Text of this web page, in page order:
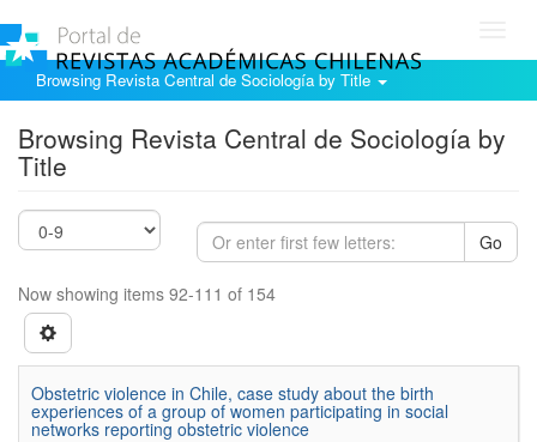
Browsing Revista Central de Sociología by Title
Browsing Revista Central de Sociología by
Title
Go
Now showing items 92-111 of 154
Obstetric violence in Chile, case study about the birth
experiences of a group of women participating in social
networks reporting obstetric violence